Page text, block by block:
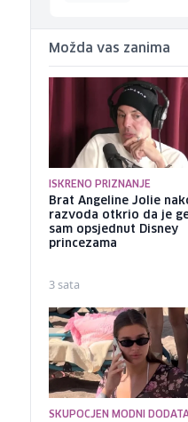
Možda vas zanima
ISKRENO PRIZNANJE
Brat Angeline Jolie
razvoda otkrio da je
sam opsjednut Disney
princezama
3 sata
SKUPOCJEN MODNI